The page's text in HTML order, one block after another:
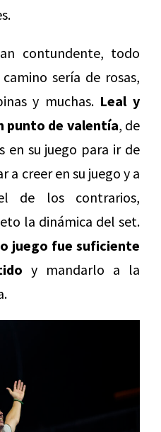
contundente, todo
sería de rosas,
y muchas. Leal y
punto de valentía, de
en su juego para ir de
a creer en su juego y a
de los contrarios,
la dinámica del set.
juego fue suficiente
y mandarlo a la